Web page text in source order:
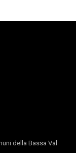
della Bassa Val